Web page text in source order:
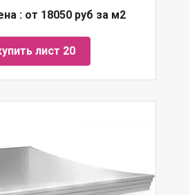
: от 18050 руб за м2
лист 20